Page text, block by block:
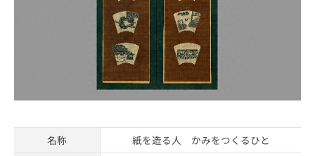
名称
紙を造る人 かみをつくるひと